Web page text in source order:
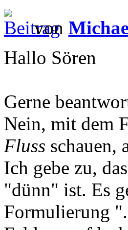
von
Hallo Sören
Gerne
Nein, mit dem
Fluss schauen,
Ich gebe zu,
"dünn" ist. Es
Formulierung